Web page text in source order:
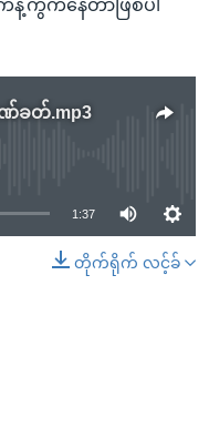
န့်ကွက်နေတာဖြစ်ပါ
ဏ်ခတ်.mp3
available
1:37
တိုက်ရိုက် လင့်ခ်